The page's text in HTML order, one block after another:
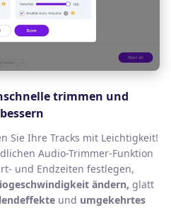
trimmen und
Sie Ihre Tracks mit Leichtigkeit!
Audio-Trimmer-Funktion
und Endzeiten festlegen,
ändern, glatt
und umgekehrtes